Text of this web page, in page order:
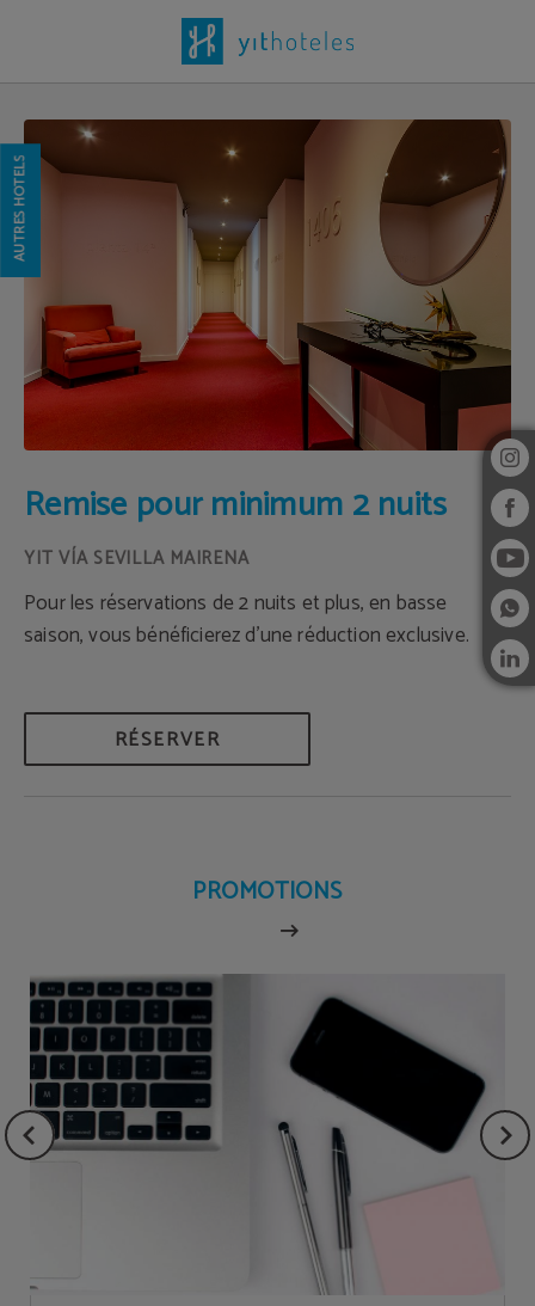
Remise pour minimum 2 nuits
Pour les réservations de 2 nuits et plus, en basse
saison, vous bénéficierez d’une réduction exclusive.
RÉSERVER
PROMOTIONS
AUTRES HÔTELS